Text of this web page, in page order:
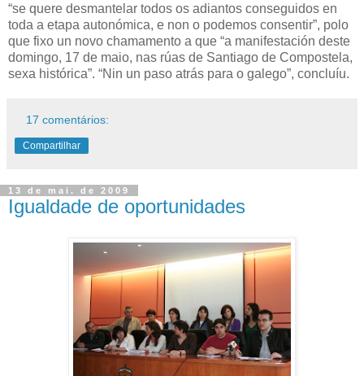
“se quere desmantelar todos os adiantos conseguidos en
toda a etapa autonómica, e non o podemos consentir”, polo
que fixo un novo chamamento a que “a manifestación deste
domingo, 17 de maio, nas rúas de Santiago de Compostela,
sexa histórica”. “Nin un paso atrás para o galego”, concluíu.
17 comentários:
Compartilhar
13 de mai. de 2009
Igualdade de oportunidades